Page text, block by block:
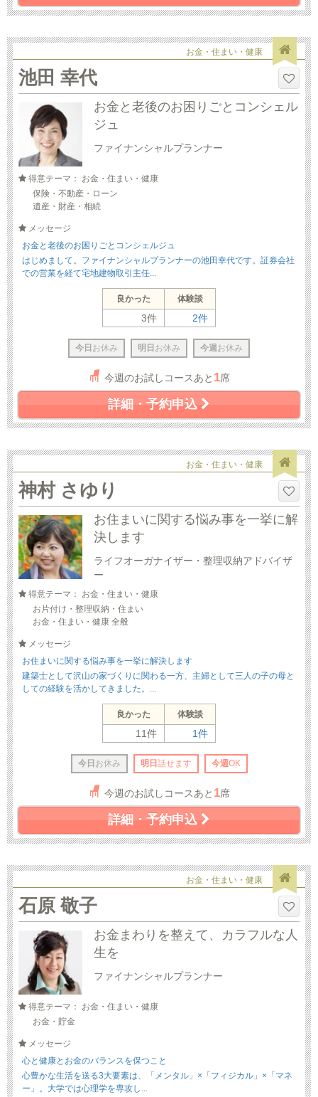
お金・住まい・健康
池田 幸代
お金と老後のお困りごとコンシェル
ジュ
ファイナンシャルプランナー
得意テーマ： お金・住まい・健康
保険・不動産・ローン
遺産・財産・相続
メッセージ
お金と老後のお困りごとコンシェルジュ
はじめまして。ファイナンシャルプランナーの池田幸代です。証券会社
での営業を経て宅地建物取引主任...
良かった 体験談
3件 2件
今日 お休み 明日 お休み 今週 お休み
今週のお試しコースあと 1席
詳細・予約申込
お金・住まい・健康
神村 さゆり
お住まいに関する悩み事を一挙に解
決します
ライフオーガナイザー・整理収納アドバイザ
ー
得意テーマ： お金・住まい・健康
お片付け・整理収納・住まい
お金・住まい・健康 全般
メッセージ
お住まいに関する悩み事を一挙に解決します
建築士として沢山の家づくりに関わる一方、主婦として三人の子の母と
しての経験を活かしてきました。...
良かった 体験談
11件 1件
今日 お休み 明日 話せます 今週OK
今週のお試しコースあと 1席
詳細・予約申込
お金・住まい・健康
石原 敬子
お金まわりを整えて、カラフルな人
生を
ファイナンシャルプランナー
得意テーマ： お金・住まい・健康
お金・貯金
メッセージ
心と健康とお金のバランスを保つこと
心豊かな生活を送る3大要素は、「メンタル」×「フィジカル」×「マネ
ー」。大学では心理学を専攻し...